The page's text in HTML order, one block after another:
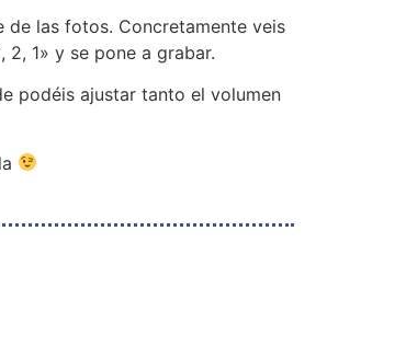
las fotos. Concretamente veis
1» y se pone a grabar.
podéis ajustar tanto el volumen